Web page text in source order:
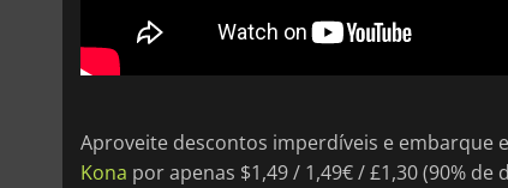
Aproveite descontos imperdíveis e embarque
Kona por apenas $1,49 / 1,49€ / £1,30 (90%